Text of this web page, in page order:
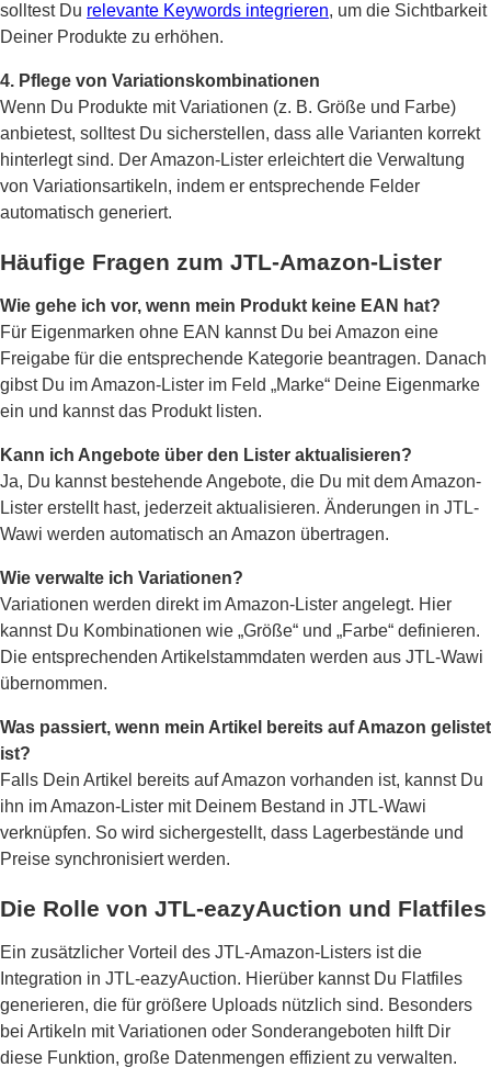
solltest Du relevante Keywords integrieren, um die Sichtbarkeit
Deiner Produkte zu erhöhen.
4. Pflege von Variationskombinationen
Wenn Du Produkte mit Variationen (z. B. Größe und Farbe)
anbietest, solltest Du sicherstellen, dass alle Varianten korrekt
hinterlegt sind. Der Amazon-Lister erleichtert die Verwaltung
von Variationsartikeln, indem er entsprechende Felder
automatisch generiert.
Häufige Fragen zum JTL-Amazon-Lister
Wie gehe ich vor, wenn mein Produkt keine EAN hat?
Für Eigenmarken ohne EAN kannst Du bei Amazon eine
Freigabe für die entsprechende Kategorie beantragen. Danach
gibst Du im Amazon-Lister im Feld „Marke“ Deine Eigenmarke
ein und kannst das Produkt listen.
Kann ich Angebote über den Lister aktualisieren?
Ja, Du kannst bestehende Angebote, die Du mit dem Amazon-
Lister erstellt hast, jederzeit aktualisieren. Änderungen in JTL-
Wawi werden automatisch an Amazon übertragen.
Wie verwalte ich Variationen?
Variationen werden direkt im Amazon-Lister angelegt. Hier
kannst Du Kombinationen wie „Größe“ und „Farbe“ definieren.
Die entsprechenden Artikelstammdaten werden aus JTL-Wawi
übernommen.
Was passiert, wenn mein Artikel bereits auf Amazon gelistet
ist?
Falls Dein Artikel bereits auf Amazon vorhanden ist, kannst Du
ihn im Amazon-Lister mit Deinem Bestand in JTL-Wawi
verknüpfen. So wird sichergestellt, dass Lagerbestände und
Preise synchronisiert werden.
Die Rolle von JTL-eazyAuction und Flatfiles
Ein zusätzlicher Vorteil des JTL-Amazon-Listers ist die
Integration in JTL-eazyAuction. Hierüber kannst Du Flatfiles
generieren, die für größere Uploads nützlich sind. Besonders
bei Artikeln mit Variationen oder Sonderangeboten hilft Dir
diese Funktion, große Datenmengen effizient zu verwalten.